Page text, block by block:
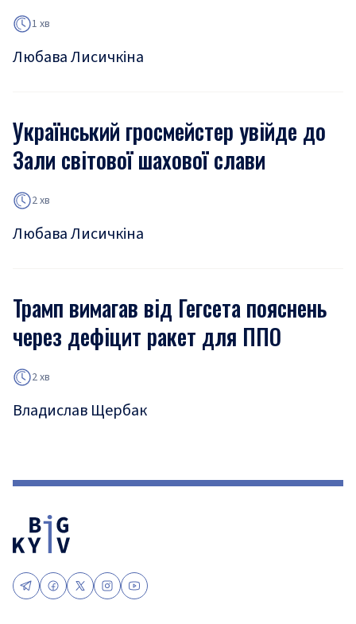
1 хв
Любава Лисичкіна
Український гросмейстер увійде до
Зали світової шахової слави
2 хв
Любава Лисичкіна
Трамп вимагав від Гегсета пояснень
через дефіцит ракет для ППО
2 хв
Владислав Щербак